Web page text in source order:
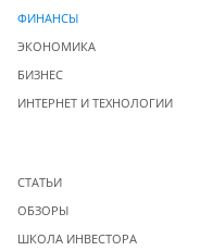
ФИНАНСЫ
ЭКОНОМИКА
БИЗНЕС
ИНТЕРНЕТ И ТЕХНОЛОГИИ
СТАТЬИ
ОБЗОРЫ
ШКОЛА ИНВЕСТОРА